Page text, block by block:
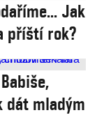
Jak
příští rok?
dát mladým